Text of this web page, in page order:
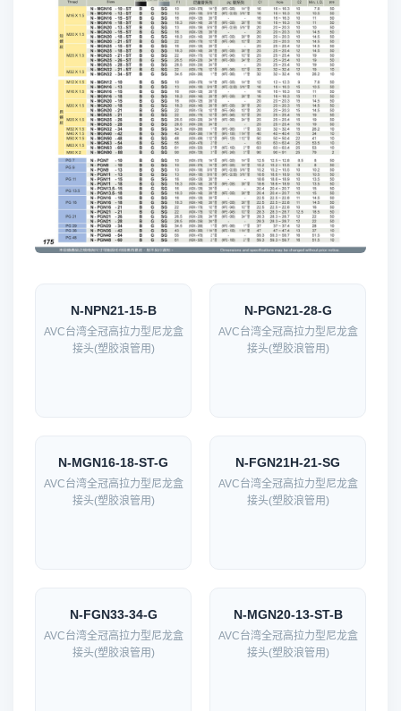
N-NPN21-15-B
AVC台湾全冠高拉力型尼龙盒
接头(塑胶浪管用)
N-PGN21-28-G
AVC台湾全冠高拉力型尼龙盒
接头(塑胶浪管用)
N-MGN16-18-ST-G
AVC台湾全冠高拉力型尼龙盒
接头(塑胶浪管用)
N-FGN21H-21-SG
AVC台湾全冠高拉力型尼龙盒
接头(塑胶浪管用)
N-FGN33-34-G
AVC台湾全冠高拉力型尼龙盒
接头(塑胶浪管用)
N-MGN20-13-ST-B
AVC台湾全冠高拉力型尼龙盒
接头(塑胶浪管用)